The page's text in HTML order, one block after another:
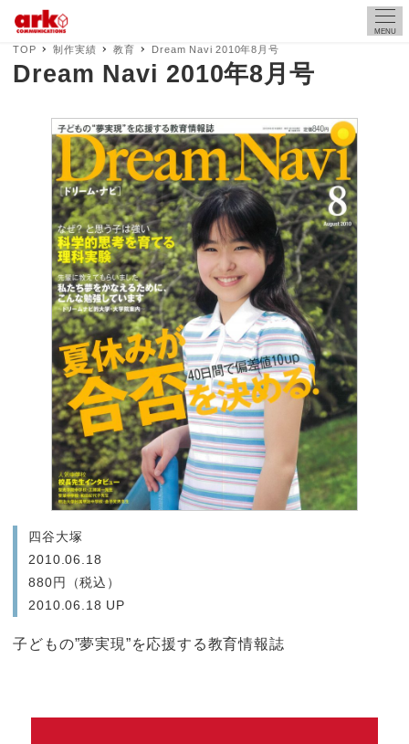
MENU
TOP 制作実績 教育 Dream Navi 2010年8月号
Dream Navi 2010年8月号
四谷大塚
2010.06.18
880円（税込）
2010.06.18 UP
子どもの”夢実現”を応援する教育情報誌